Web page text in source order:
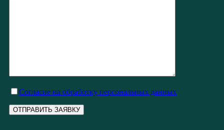
Cогласие на обработку персональных данных